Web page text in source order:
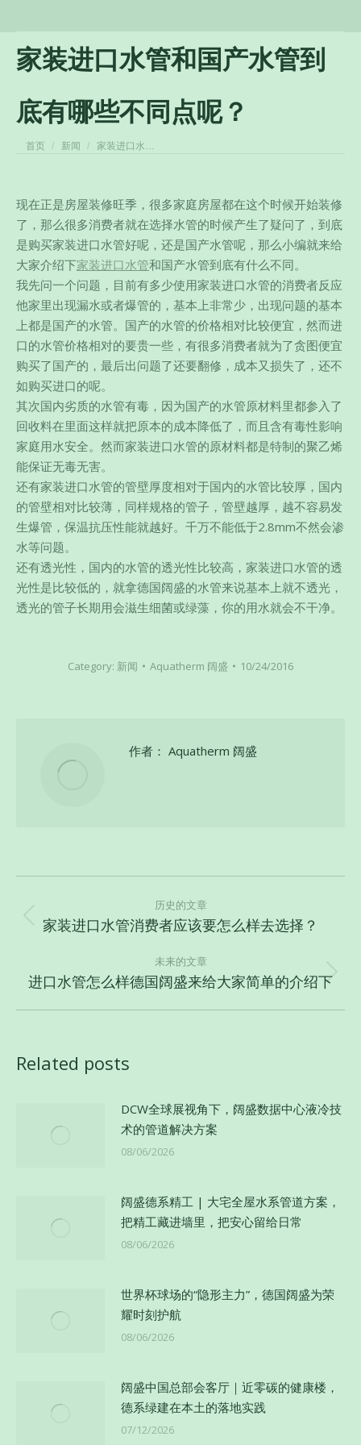
家装进口水管和国产水管到
底有哪些不同点呢？
您在这里：
首页 新闻 家装进口水…
现在正是房屋装修旺季，很多家庭房屋都在这个时候开始装修
了，那么很多消费者就在选择水管的时候产生了疑问了，到底
是购买家装进口水管好呢，还是国产水管呢，那么小编就来给
大家介绍下家装进口水管和国产水管到底有什么不同。
我先问一个问题，目前有多少使用家装进口水管的消费者反应
他家里出现漏水或者爆管的，基本上非常少，出现问题的基本
上都是国产的水管。 国产的水管的价格相对比较便宜，然而进
口的水管价格相对的要贵一些，有很多消费者就为了贪图便宜
购买了国产的，最后出问题了还要翻修，成本又损失了，还不
如购买进口的呢。
其次国内劣质的水管有毒，因为国产的水管原材料里都参入了
回收料在里面这样就把原本的成本降低了，而且含有毒性影响
家庭用水安全。然而家装进口水管的原材料都是特制的聚乙烯
能保证无毒无害。
还有家装进口水管的管壁厚度相对于国内的水管比较厚，国内
的管壁相对比较薄，同样规格的管子，管壁越厚，越不容易发
生爆管，保温抗压性能就越好。千万不能低于2.8mm不然会渗
水等问题。
还有透光性，国内的水管的透光性比较高，家装进口水管的透
光性是比较低的，就拿德国阔盛的水管来说基本上就不透光，
透光的管子长期用会滋生细菌或绿藻，你的用水就会不干净。
Category: 新闻 Aquatherm 阔盛 10/24/2016
作者： Aquatherm 阔盛
历史的文章
历
的
文
家装进口水管消费者应该要怎么样去选择？
未来的文章
未
进口水管怎么样德国阔盛来给大家简单的介绍下
Related posts
DCW全球展视角下，阔盛数据中心液冷技
术的管道解决方案
08/06/2026
阔盛德系精工 | 大宅全屋水系管道方案，
把精工藏进墙里，把安心留给日常
08/06/2026
世界杯球场的“隐形主力”，德国阔盛为荣
耀时刻护航
08/06/2026
阔盛中国总部会客厅｜近零碳的健康楼，
德系绿建在本土的落地实践
07/12/2026